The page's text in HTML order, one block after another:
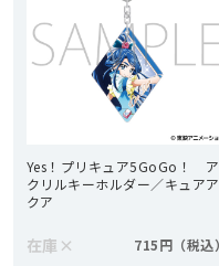
Yes！プリキュア5GoGo！ ア
クリルキーホルダー／キュアア
クア
在庫 × 715円